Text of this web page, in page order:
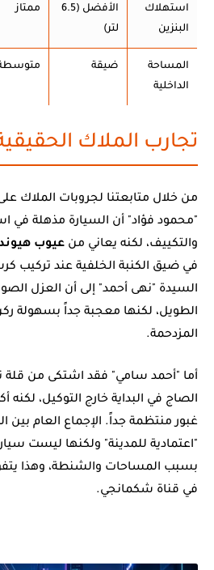
استهلاك
البنزين
الأفضل (6.5
لتر)
ممتاز
المساحة
الداخلية
ضيقة
تجارب الملاك
من خلال متابعتنا لجروبات الملاك
"محمود فؤاد" أن السيارة مذهلة في
والتكييف، لكنه يعاني من عيوب هيونداي
في ضيق الكنبة الخلفية عند تركيب
السيدة "نهى أحمد" إلى أن العزل
الطويل، لكنها معجبة جداً بسهولة
المزدحمة.
أما "أحمد سامي" فقد اشتكى من
الصاج في البداية خارج التوكيل، لكنه
غبور منتظمة جداً. الإجماع العام بين
"اعتمادية للمدينة" ولكنها ليست
بسبب المساحات والشنطة، وهذا يتفق
في قناة شكمانجي.